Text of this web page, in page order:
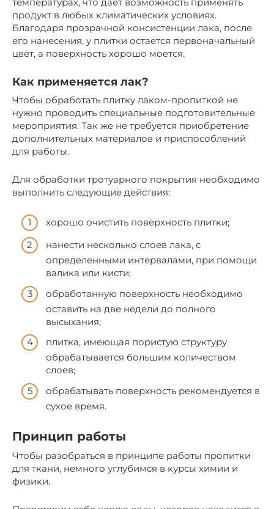
продукт в любых климатических условиях.
Благодаря прозрачной консистенции лака, после
его нанесения, у плитки остается первоначальный
цвет, а поверхность хорошо моется.
Как применяется лак?
Чтобы обработать плитку лаком-пропиткой не
нужно проводить специальные подготовительные
мероприятия. Так же не требуется приобретение
дополнительных материалов и приспособлений
для работы.
Для обработки тротуарного покрытия необходимо
выполнить следующие действия:
хорошо очистить поверхность плитки;
нанести несколько слоев лака, с
определенными интервалами, при помощи
валика или кисти;
обработанную поверхность необходимо
оставить на две недели до полного
высыхания;
плитка, имеющая пористую структуру
обрабатывается большим количеством
слоев;
обрабатывать поверхность рекомендуется в
сухое время.
Принцип работы
Чтобы разобраться в принципе работы пропитки
для ткани, немного углубимся в курсы химии и
физики.